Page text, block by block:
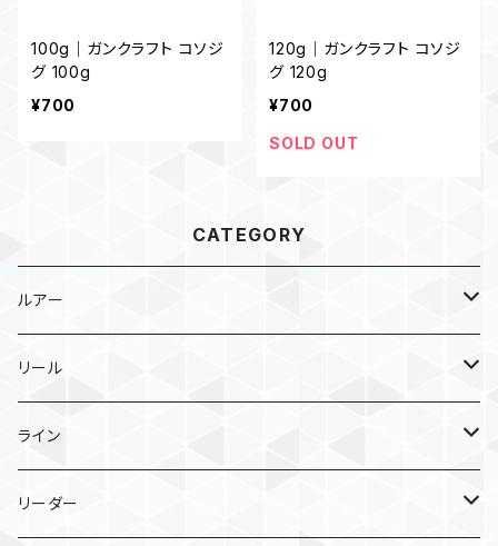
100g｜ガンクラフト コソジ
グ 100g
¥700
120g｜ガンクラフト コソジ
グ 120g
¥700
SOLD OUT
CATEGORY
ルアー
メタルジグ
TGトウキチロウ
TGライダー
タイラバ
TGビンビンスイッチ
ポッパー
リール
スピニングリール
ベイトリール
ライン
PEライン
リーダー